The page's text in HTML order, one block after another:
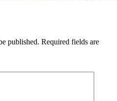
published. Required fields are